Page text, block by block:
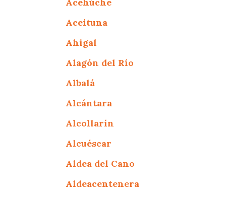
Aceituna
Ahigal
Alagón del Río
Albalá
Alcántara
Alcollarín
Alcuéscar
Aldea del Cano
Aldeacentenera